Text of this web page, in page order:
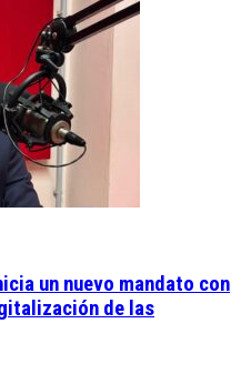
un nuevo mandato con
de las